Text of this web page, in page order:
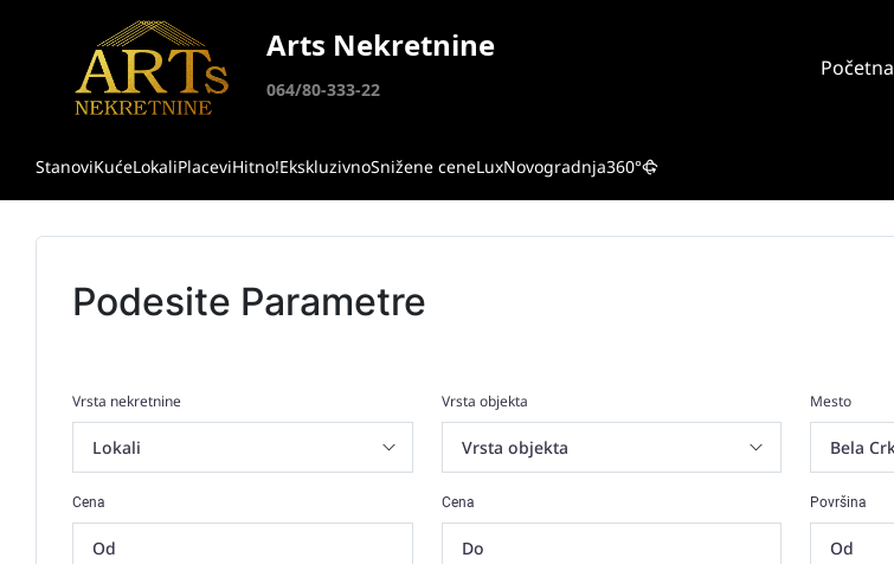
Arts Nekretnine
064/80-333-22
Početna
StanoviKućeLokaliPlaceviHitno!EkskluzivnoSnižene ceneLuxNovogradnja360°
Podesite Parametre
Vrsta nekretnine Vrsta objekta Mesto
Cena Cena Površina